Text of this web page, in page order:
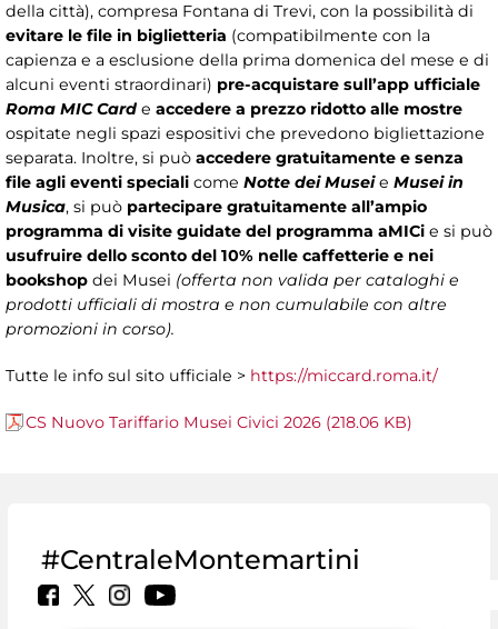
della città), compresa Fontana di Trevi, con la possibilità di
evitare le file in biglietteria (compatibilmente con la
capienza e a esclusione della prima domenica del mese e di
alcuni eventi straordinari) pre-acquistare sull’app ufficiale
Roma MIC Card e accedere a prezzo ridotto alle mostre
ospitate negli spazi espositivi che prevedono bigliettazione
separata. Inoltre, si può accedere gratuitamente e senza
file agli eventi speciali come Notte dei Museie Musei in
Musica, si può partecipare gratuitamente all’ampio
programma di visite guidate del programma aMICi e si può
usufruire dello sconto del 10% nelle caffetterie e nei
bookshop dei Musei (offerta non valida per cataloghi e
prodotti ufficiali di mostra e non cumulabile con altre
promozioni in corso).
Tutte le info sul sito ufficiale > https://miccard.roma.it/
CS Nuovo Tariffario Musei Civici 2026 (218.06 KB)
#CentraleMontemartini